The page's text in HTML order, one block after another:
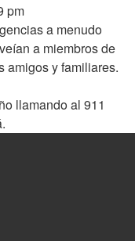
pm
a menudo
a miembros de
amigos y familiares.
llamando al 911